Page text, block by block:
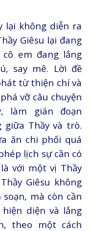
lại không diễn ra
Giêsu lại đang
cô em đang lắng
say mê. Lời đề
từ thiện chí và
vỡ câu chuyện
làm gián đoạn
giữa Thầy và trò.
ăn chi phối quá
lịch sự cần có
với một vị Thầy
Giêsu không
mà còn cần
diện và lắng
theo một cách